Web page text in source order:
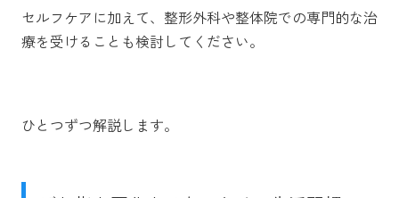
セルフケアに加えて、整形外科や整体院での専門的な治
療を受けることも検討してください。
ひとつずつ解説します。